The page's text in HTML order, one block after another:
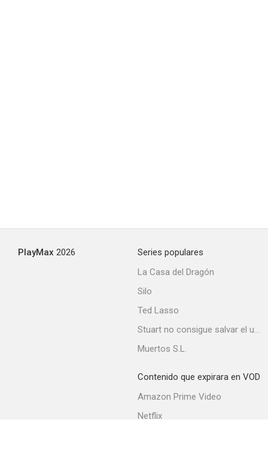
PlayMax 2026
Series populares
La Casa del Dragón
Silo
Ted Lasso
Stuart no consigue salvar el universo
Muertos S.L.
Contenido que expirara en VOD
Amazon Prime Video
Netflix